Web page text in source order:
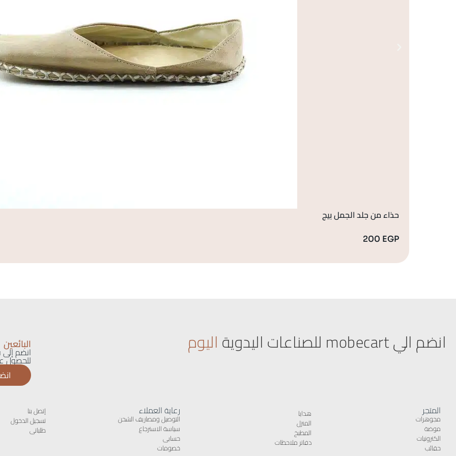
حذاء من جلد الجمل بيج
200 EGP
انضم الي mobecart للصناعات اليدوية اليوم البائعين
انضم إلى
للحصول
المتجر
مجوهرات
موضة
الكترونيات
حقائب
هدايا
المنزل
المطبخ
دفاتر ملاحظات
رعاية العملاء
التوصيل ومصاريف الشحن
سياسة الاسترجاع
حسابى
خصومات
إتصل بنا
تسجيل الدخول
طلباتى